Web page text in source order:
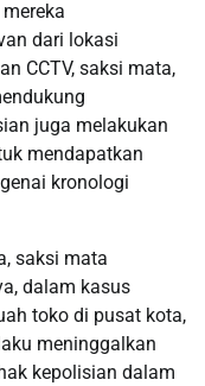
dari lokasi
CCTV, saksi mata,
juga melakukan
mendapatkan
kronologi
saksi mata
dalam kasus
toko di pusat kota,
meninggalkan
kepolisian dalam